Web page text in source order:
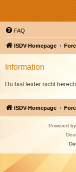
FAQ
ISDV-Homepage
Information
Du bist leider nicht
ISDV-Homepage
Powered by